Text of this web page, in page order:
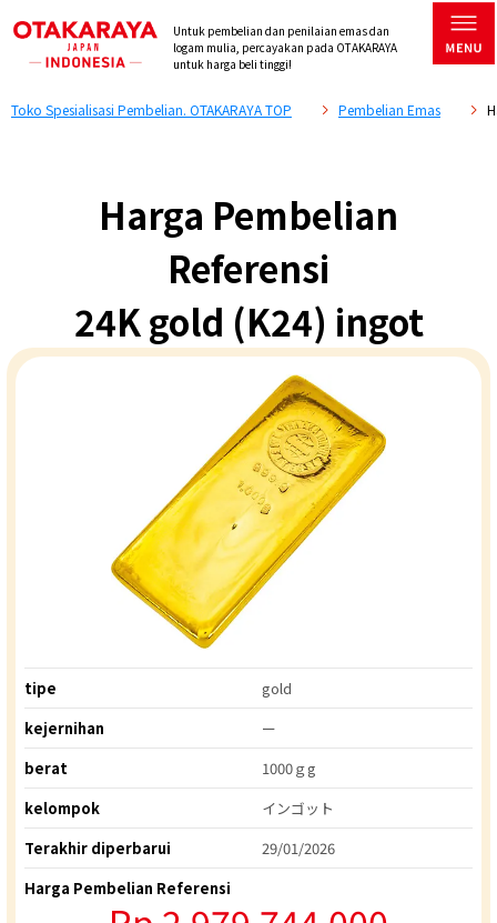
Untuk pembelian dan penilaian emas dan
logam mulia, percayakan pada OTAKARAYA
untuk harga beli tinggi!
Toko Spesialisasi Pembelian. OTAKARAYA TOP Pembelian Emas
Harga Pembelian
Referensi
24K gold (K24) ingot
tipe
gold
kejernihan
ー
berat
1000ｇg
kelompok
インゴット
Terakhir diperbarui
29/01/2026
Harga Pembelian Referensi